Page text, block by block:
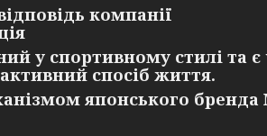
компанії
у спортивному стилі та
активний спосіб життя.
японського бренда